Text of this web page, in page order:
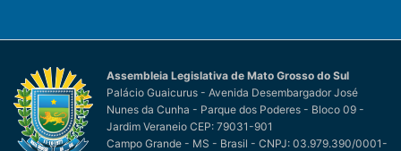
Assembleia Legislativa de Mato Grosso do Sul
Palácio Guaicurus - Avenida Desembargador José
Nunes da Cunha - Parque dos Poderes - Bloco 09 -
Jardim Veraneio CEP: 79031-901
Campo Grande - MS - Brasil - CNPJ: 03.979.390/0001-